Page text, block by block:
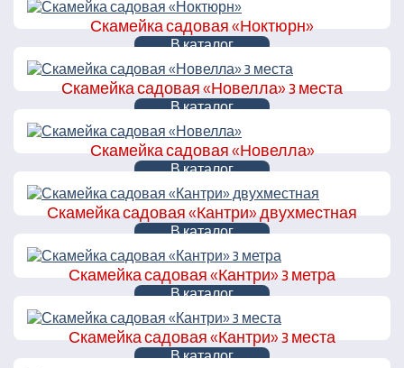
Скамейка садовая «Ноктюрн»
В каталог
Скамейка садовая «Новелла» 3 места
В каталог
Скамейка садовая «Новелла»
В каталог
Скамейка садовая «Кантри» двухместная
В каталог
Скамейка садовая «Кантри» 3 метра
В каталог
Скамейка садовая «Кантри» 3 места
В каталог